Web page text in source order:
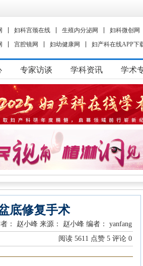
妇科宫颈在线 生殖内分泌网 妇科微创网
宫腔镜网 妇幼健康网 妇产科在线APP下
专家访谈 学科资讯 学术
底修复手术
： 赵小峰 来源： 赵小峰 编者： yanfang
阅读 5611 点赞 5 评论 0